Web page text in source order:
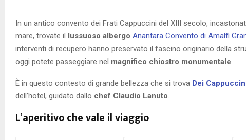
In un antico convento dei Frati Cappuccini del XIII secolo,
mare, trovate il lussuoso albergo Anantara Convento di Amalfi
interventi di recupero hanno preservato il fascino originario della
oggi potete passeggiare nel magnifico chiostro monumentale
È in questo contesto di grande bellezza che si trova Dei
dell’hotel, guidato dallo chef Claudio Lanuto
L’aperitivo che vale il viaggio